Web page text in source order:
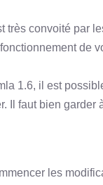
très convoité par
de
1.6, il est
Il faut bien garder
les